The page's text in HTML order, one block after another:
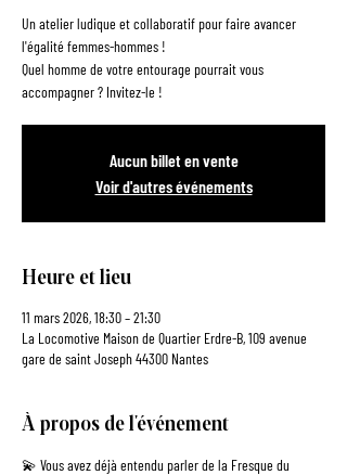
Un atelier ludique et collaboratif pour faire avancer
l'égalité femmes-hommes !
Quel homme de votre entourage pourrait vous
Aucun billet en vente
Voir d'autres événements
Heure et lieu
11 mars 2026, 18:30 – 21:30
La Locomotive Maison de Quartier Erdre-B, 109 avenue
gare de saint Joseph 44300 Nantes
À propos de l'événement
💫 Vous avez déjà entendu parler de la Fresque du